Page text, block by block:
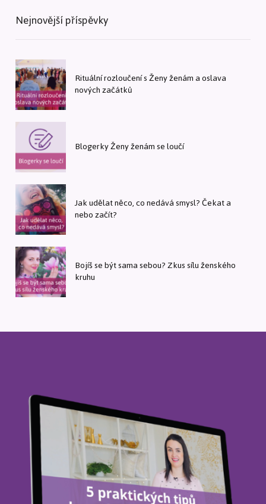
Nejnovější příspěvky
Rituální rozloučení s Ženy ženám a oslava
nových začátků
Blogerky Ženy ženám se loučí
Jak udělat něco, co nedává smysl? Čekat a
nebo začít?
Bojíš se být sama sebou? Zkus sílu ženského
kruhu